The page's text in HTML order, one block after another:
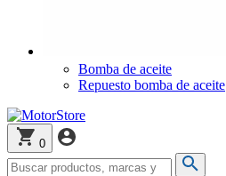
Bomba de aceite
Repuesto bomba de aceite
0